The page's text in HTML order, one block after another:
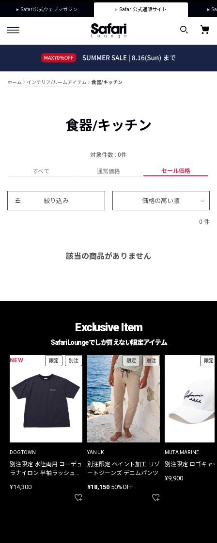
Safari公式ウェブマガジン Safari公式通販サイト
ホーム インテリア/ルームアイテム 食器/キッチン
食器/キッチン
対象件数 : 0件
すべて 通常価格 セール価格
絞り込み 価格の高い順
0 件
該当の商品がありません
Exclusive Item
Safari Loungeでしか買えない限定アイテム
NEW 限定 別注
DOGTOWN
別注限定 水陸両用 コーデュ
ラナイロン 半袖ラッシュガ
¥14,300
限定 別注
YANUK
別注限定 ペイント加工 リゾ
ートジーンズ デニムパンツ
¥18,150 50%OFF
限定
MUTA MARINE
別注限定 ロゴキャ
¥9,900